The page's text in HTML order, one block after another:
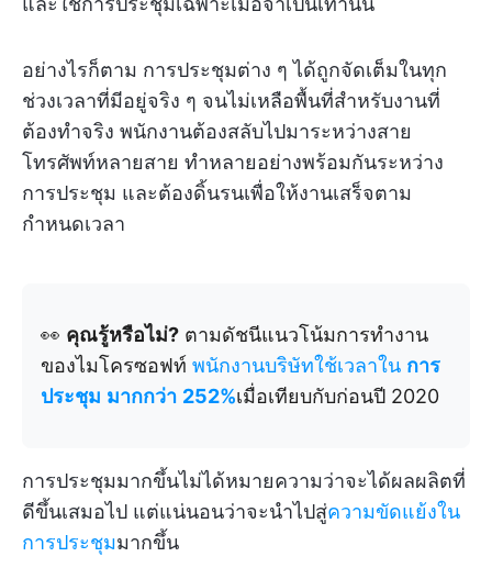
อย่างไรก็ตาม การประชุมต่าง ๆ ได้ถูกจัดเต็มในทุก
ช่วงเวลาที่มีอยู่จริง ๆ จนไม่เหลือพื้นที่สำหรับงานที่
ต้องทำจริง พนักงานต้องสลับไปมาระหว่างสาย
โทรศัพท์หลายสาย ทำหลายอย่างพร้อมกันระหว่าง
การประชุม และต้องดิ้นรนเพื่อให้งานเสร็จตาม
กำหนดเวลา
👀 คุณรู้หรือไม่? ตามดัชนีแนวโน้มการทำงาน
ของไมโครซอฟท์ พนักงานบริษัทใช้เวลาใน การ
ประชุม มากกว่า 252%เมื่อเทียบกับก่อนปี 2020
การประชุมมากขึ้นไม่ได้หมายความว่าจะได้ผลผลิตที่
ดีขึ้นเสมอไป แต่แน่นอนว่าจะนำไปสู่ความขัดแย้งใน
การประชุมมากขึ้น